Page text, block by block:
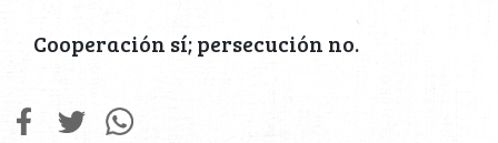
Cooperación sí; persecución no.